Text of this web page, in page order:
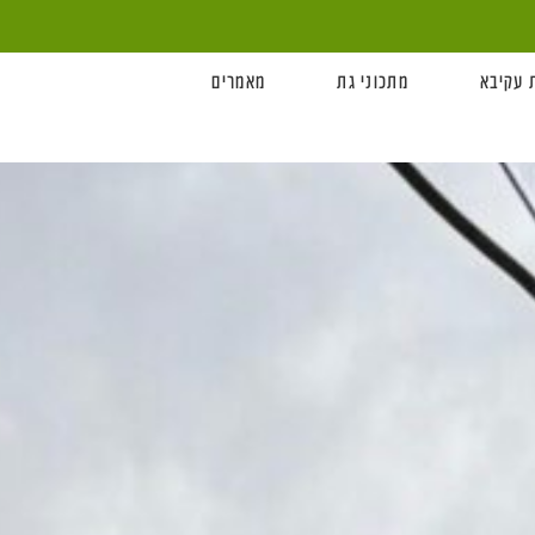
עקיבא מתכוני גת מאמרים